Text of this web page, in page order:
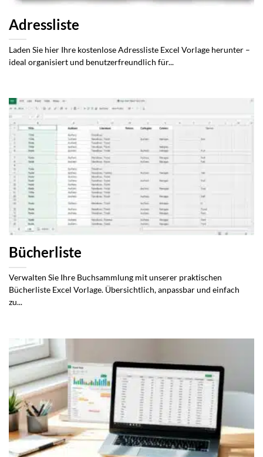
Adressliste
Laden Sie hier Ihre kostenlose Adressliste Excel Vorlage herunter –
ideal organisiert und benutzerfreundlich für...
Bücherliste
Verwalten Sie Ihre Buchsammlung mit unserer praktischen
Bücherliste Excel Vorlage. Übersichtlich, anpassbar und einfach
zu...